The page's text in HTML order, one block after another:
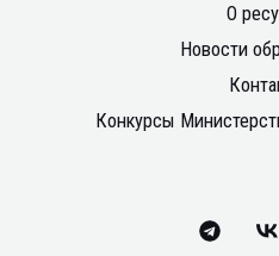
О
Новости
Конкурсы